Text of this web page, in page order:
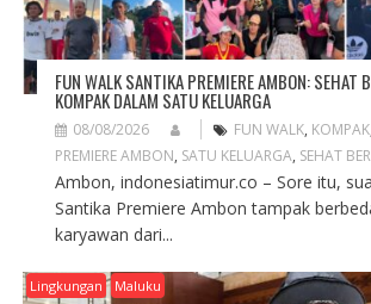
FUN WALK SANTIKA PREMIERE AMBON: SEHAT
KOMPAK DALAM SATU KELUARGA
08/08/2026 FUN WALK, KOMPAK,
PREMIERE AMBON, SATU KELUARGA, SEHAT
Ambon, indonesiatimur.co – Sore itu,
Santika Premiere Ambon tampak
karyawan dari...
Lingkungan Maluku